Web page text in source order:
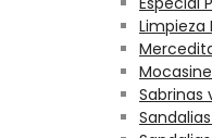
Limpieza
Sabrinas